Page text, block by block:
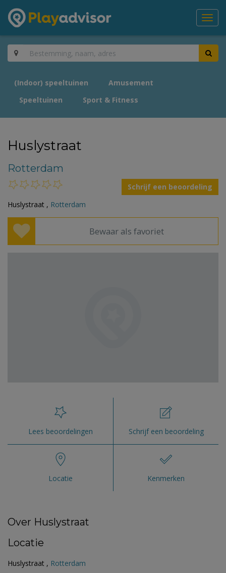
(Indoor) speeltuinen
Amusement
Speeltuinen
Sport & Fitness
Huslystraat
Rotterdam
Schrijf een beoordeling
Huslystraat , Rotterdam
Bewaar als favoriet
Lees beoordelingen Schrijf een beoordeling
Locatie Kenmerken
Over Huslystraat
Locatie
Huslystraat , Rotterdam